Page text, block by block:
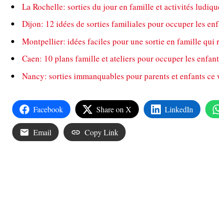
La Rochelle: sorties du jour en famille et activités
Dijon: 12 idées de sorties familiales pour occuper les
Montpellier: idées faciles pour une sortie en famille qui
Caen: 10 plans famille et ateliers pour occuper les
Nancy: sorties immanquables pour parents et enfants ce
Facebook Share on X LinkedIn
Email Copy Link